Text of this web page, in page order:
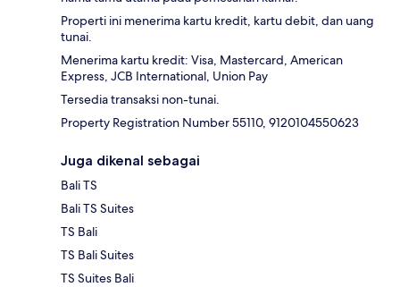
Properti ini menerima kartu kredit, kartu debit, dan uang
tunai.
Menerima kartu kredit: Visa, Mastercard, American
Express, JCB International, Union Pay
Tersedia transaksi non-tunai.
Property Registration Number 55110, 9120104550623
Juga dikenal sebagai
Bali TS
Bali TS Suites
TS Bali
TS Bali Suites
TS Suites Bali